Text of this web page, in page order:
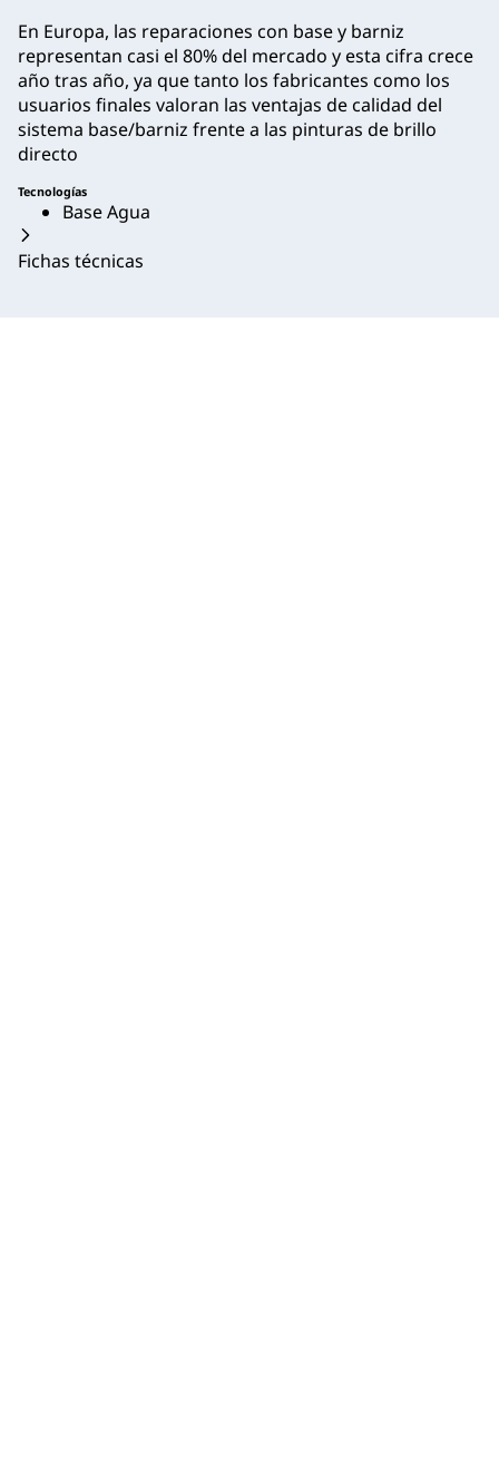
En Europa, las reparaciones con base y barniz
representan casi el 80% del mercado y esta cifra crece
año tras año, ya que tanto los fabricantes como los
usuarios finales valoran las ventajas de calidad del
sistema base/barniz frente a las pinturas de brillo
directo
Tecnologías
Base Agua
Fichas técnicas